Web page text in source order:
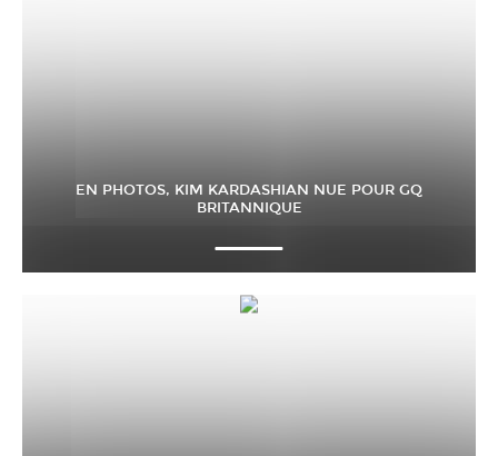
EN PHOTOS, KIM KARDASHIAN NUE POUR GQ
BRITANNIQUE